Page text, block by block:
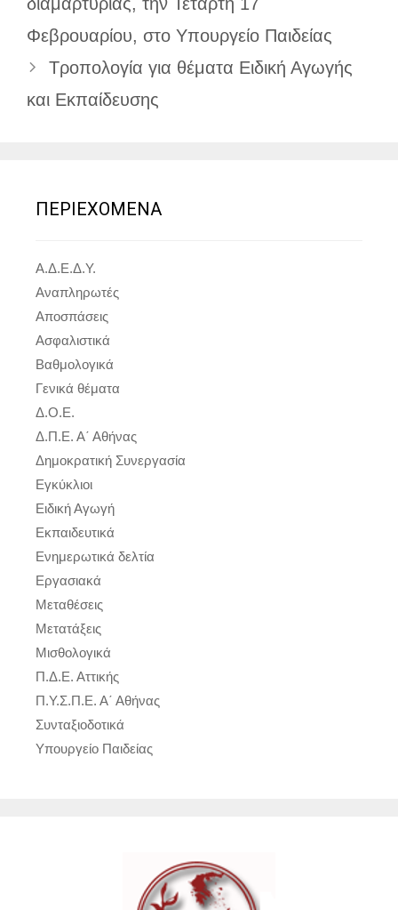
Φεβρουαρίου, στο Υπουργείο Παιδείας
Τροπολογία για θέματα Ειδική Αγωγής
και Εκπαίδευσης
ΠΕΡΙΕΧΟΜΕΝΑ
Α.Δ.Ε.Δ.Υ.
Αναπληρωτές
Αποσπάσεις
Ασφαλιστικά
Βαθμολογικά
Γενικά θέματα
Δ.Ο.Ε.
Δ.Π.Ε. Α΄ Αθήνας
Δημοκρατική Συνεργασία
Εγκύκλιοι
Ειδική Αγωγή
Εκπαιδευτικά
Ενημερωτικά δελτία
Εργασιακά
Μεταθέσεις
Μετατάξεις
Μισθολογικά
Π.Δ.Ε. Αττικής
Π.Υ.Σ.Π.Ε. Α΄ Αθήνας
Συνταξιοδοτικά
Υπουργείο Παιδείας